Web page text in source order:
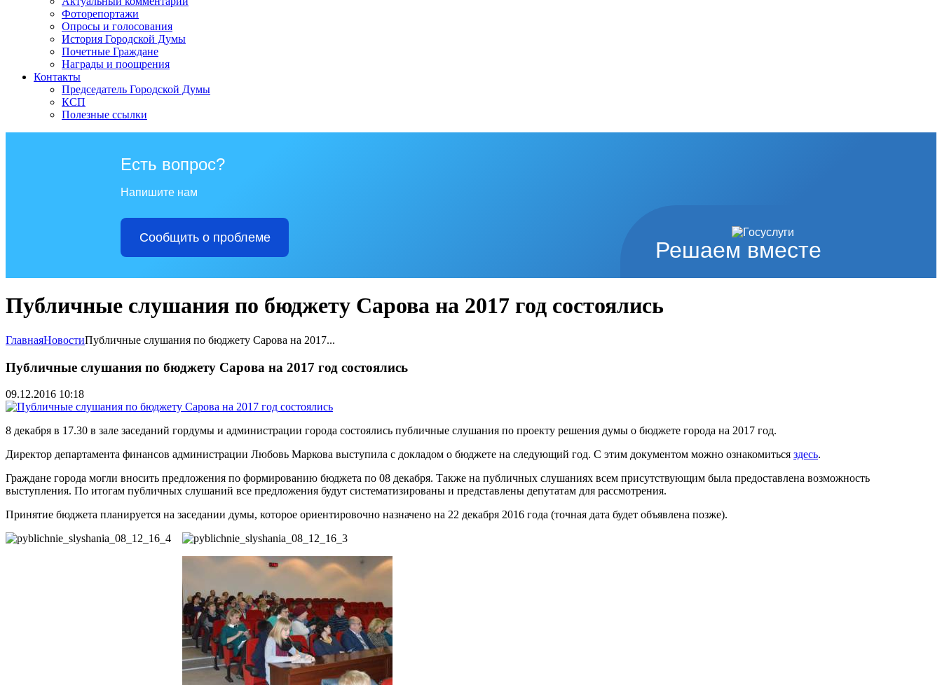
Фоторепортажи
Опросы и голосования
История Городской Думы
Почетные Граждане
Награды и поощрения
Контакты
Председатель Городской Думы
КСП
Полезные ссылки
Решаем вместе
Есть вопрос?
Напишите нам
Сообщить о проблеме
Публичные слушания по бюджету Сарова на 2017 год состоялись
ГлавнаяНовостиПубличные слушания по бюджету Сарова на 2017...
Публичные слушания по бюджету Сарова на 2017 год состоялись
09.12.2016 10:18
8 декабря в 17.30 в зале заседаний гордумы и администрации города состоялись публичные слушания по проекту решения думы о бюджете города на 2017 год.
Директор департамента финансов администрации Любовь Маркова выступила с докладом о бюджете на следующий год. С этим документом можно ознакомиться здесь.
Граждане города могли вносить предложения по формированию бюджета по 08 декабря. Также на публичных слушаниях всем присутствующим была предоставлена возможность
выступления. По итогам публичных слушаний все предложения будут систематизированы и представлены депутатам для рассмотрения.
Принятие бюджета планируется на заседании думы, которое ориентировочно назначено на 22 декабря 2016 года (точная дата будет объявлена позже).